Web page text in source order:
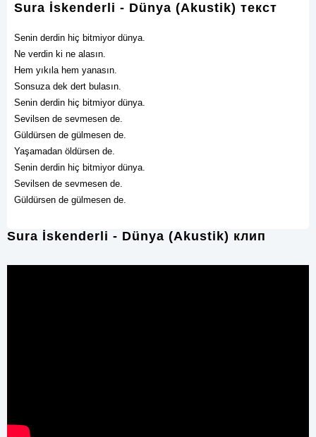
Sura İskenderli - Dünya (Akustik) текст
Senin derdin hiç bitmiyor dünya.
Ne verdin ki ne alasın.
Hem yıkıla hem yanasın.
Sonsuza dek dert bulasın.
Senin derdin hiç bitmiyor dünya.
Sevilsen de sevmesen de.
Güldürsen de gülmesen de.
Yaşamadan öldürsen de.
Senin derdin hiç bitmiyor dünya.
Sevilsen de sevmesen de.
Güldürsen de gülmesen de.
Sura İskenderli - Dünya (Akustik) клип